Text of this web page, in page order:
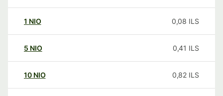
1 NIO 0,08 ILS
5 NIO 0,41 ILS
10 NIO 0,82 ILS